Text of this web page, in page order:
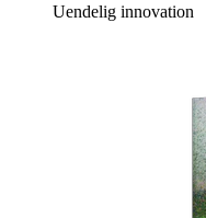
Uendelig innovation